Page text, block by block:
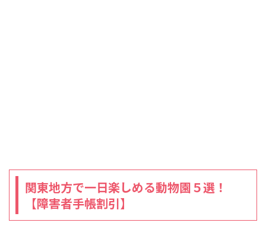
関東地方で一日楽しめる動物園５選！
【障害者手帳割引】